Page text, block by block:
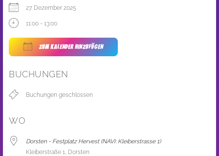
27. Dezember 2025
11:00 - 13:00
ZUM KALENDER HINZUFÜGEN
BUCHUNGEN
Buchungen geschlossen
WO
Dorsten - Festplatz Hervest (NAVI: Kleiberstrasse 1)
Kleiberstraße 1, Dorsten